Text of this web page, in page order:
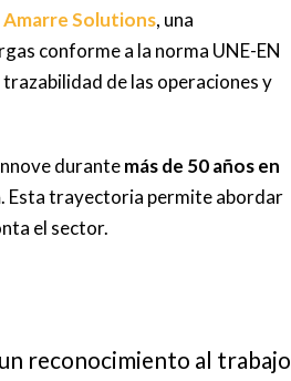
Amarre Solutions, una
conforme a la norma UNE-EN
de las operaciones y
durantemás de 50 años en
. Esta trayectoria permite abordar
el sector.
reconocimiento al trabajo